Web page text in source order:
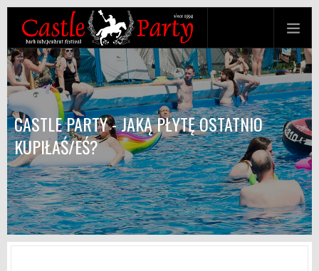
CASTLE PARTY - JAKĄ PŁYTĘ OSTATNIO
KUPIŁAŚ/EŚ?